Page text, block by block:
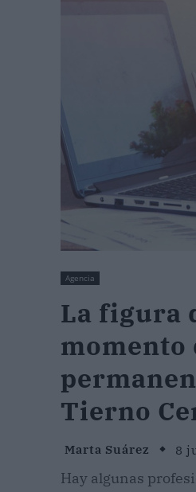
Agencia
La figura
momento
Tierno
Marta Suárez 8
Hay algunas